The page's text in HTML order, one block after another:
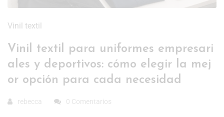
Vinil textil
Vinil textil para uniformes empresari
ales y deportivos: cómo elegir la mej
or opción para cada necesidad
rebecca 0 Comentarios